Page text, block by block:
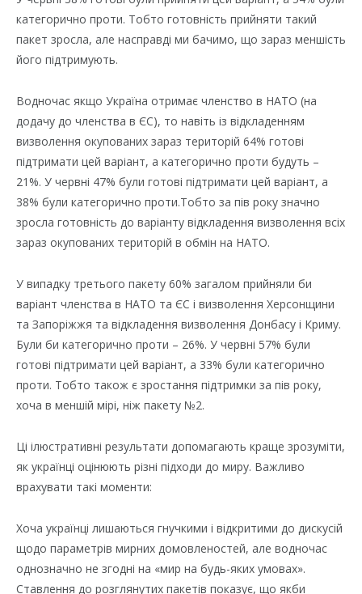
категорично проти. Тобто готовність прийняти такий
пакет зросла, але насправді ми бачимо, що зараз меншість
його підтримують.
Водночас якщо Україна отримає членство в НАТО (на
додачу до членства в ЄС), то навіть із відкладенням
визволення окупованих зараз територій 64% готові
підтримати цей варіант, а категорично проти будуть –
21%. У червні 47% були готові підтримати цей варіант, а
38% були категорично проти.Тобто за пів року значно
зросла готовність до варіанту відкладення визволення всіх
зараз окупованих територій в обмін на НАТО.
У випадку третього пакету 60% загалом прийняли би
варіант членства в НАТО та ЄС і визволення Херсонщини
та Запоріжжя та відкладення визволення Донбасу і Криму.
Були би категорично проти – 26%. У червні 57% були
готові підтримати цей варіант, а 33% були категорично
проти. Тобто також є зростання підтримки за пів року,
хоча в меншій мірі, ніж пакету №2.
Ці ілюстративні результати допомагають краще зрозуміти,
як українці оцінюють різні підходи до миру. Важливо
врахувати такі моменти:
Хоча українці лишаються гнучкими і відкритими до дискусій
щодо параметрів мирних домовленостей, але водночас
однозначно не згодні на «мир на будь-яких умовах».
Ставлення до розглянутих пакетів показує, що якби